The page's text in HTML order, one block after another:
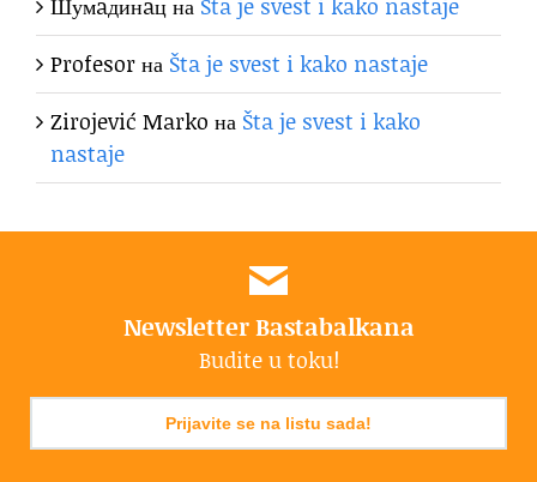
Profesorна Šta je svest i kako nastaje
Zirojević Marko на Šta je svest i kako
nastaje
Newsletter Bastabalkana
Budite u toku!
Prijavite se na listu sada!